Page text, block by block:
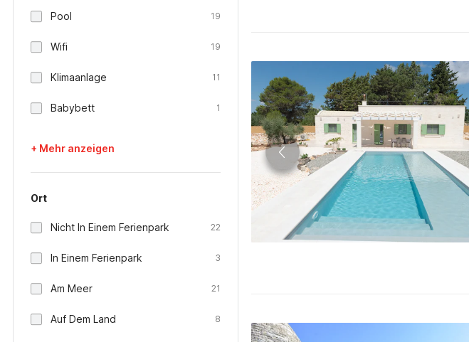
Pool 19
Wifi 19
Klimaanlage 11
Babybett 1
+ Mehr anzeigen
Ort
Nicht In Einem Ferienpark 22
In Einem Ferienpark 3
Am Meer 21
Auf Dem Land 8